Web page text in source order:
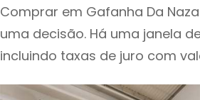
Comprar em Gafanha Da
uma decisão. Há uma janela
incluindo taxas de juro com